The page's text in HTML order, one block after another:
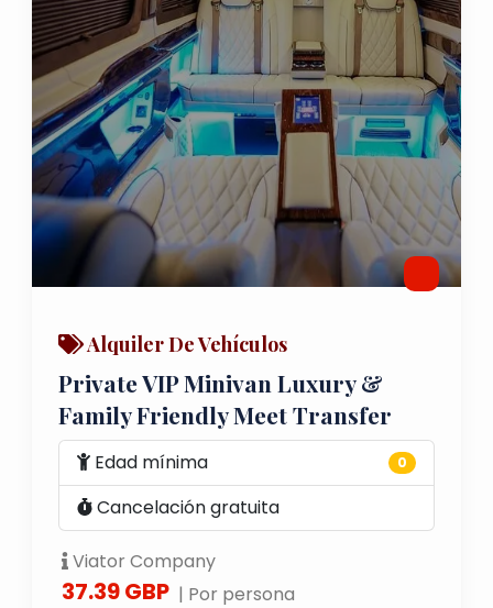
Alquiler De Vehículos
Private VIP Minivan Luxury &
Family Friendly Meet Transfer
Edad mínima 0
Cancelación gratuita
Viator Company
37.39 GBP | Por persona